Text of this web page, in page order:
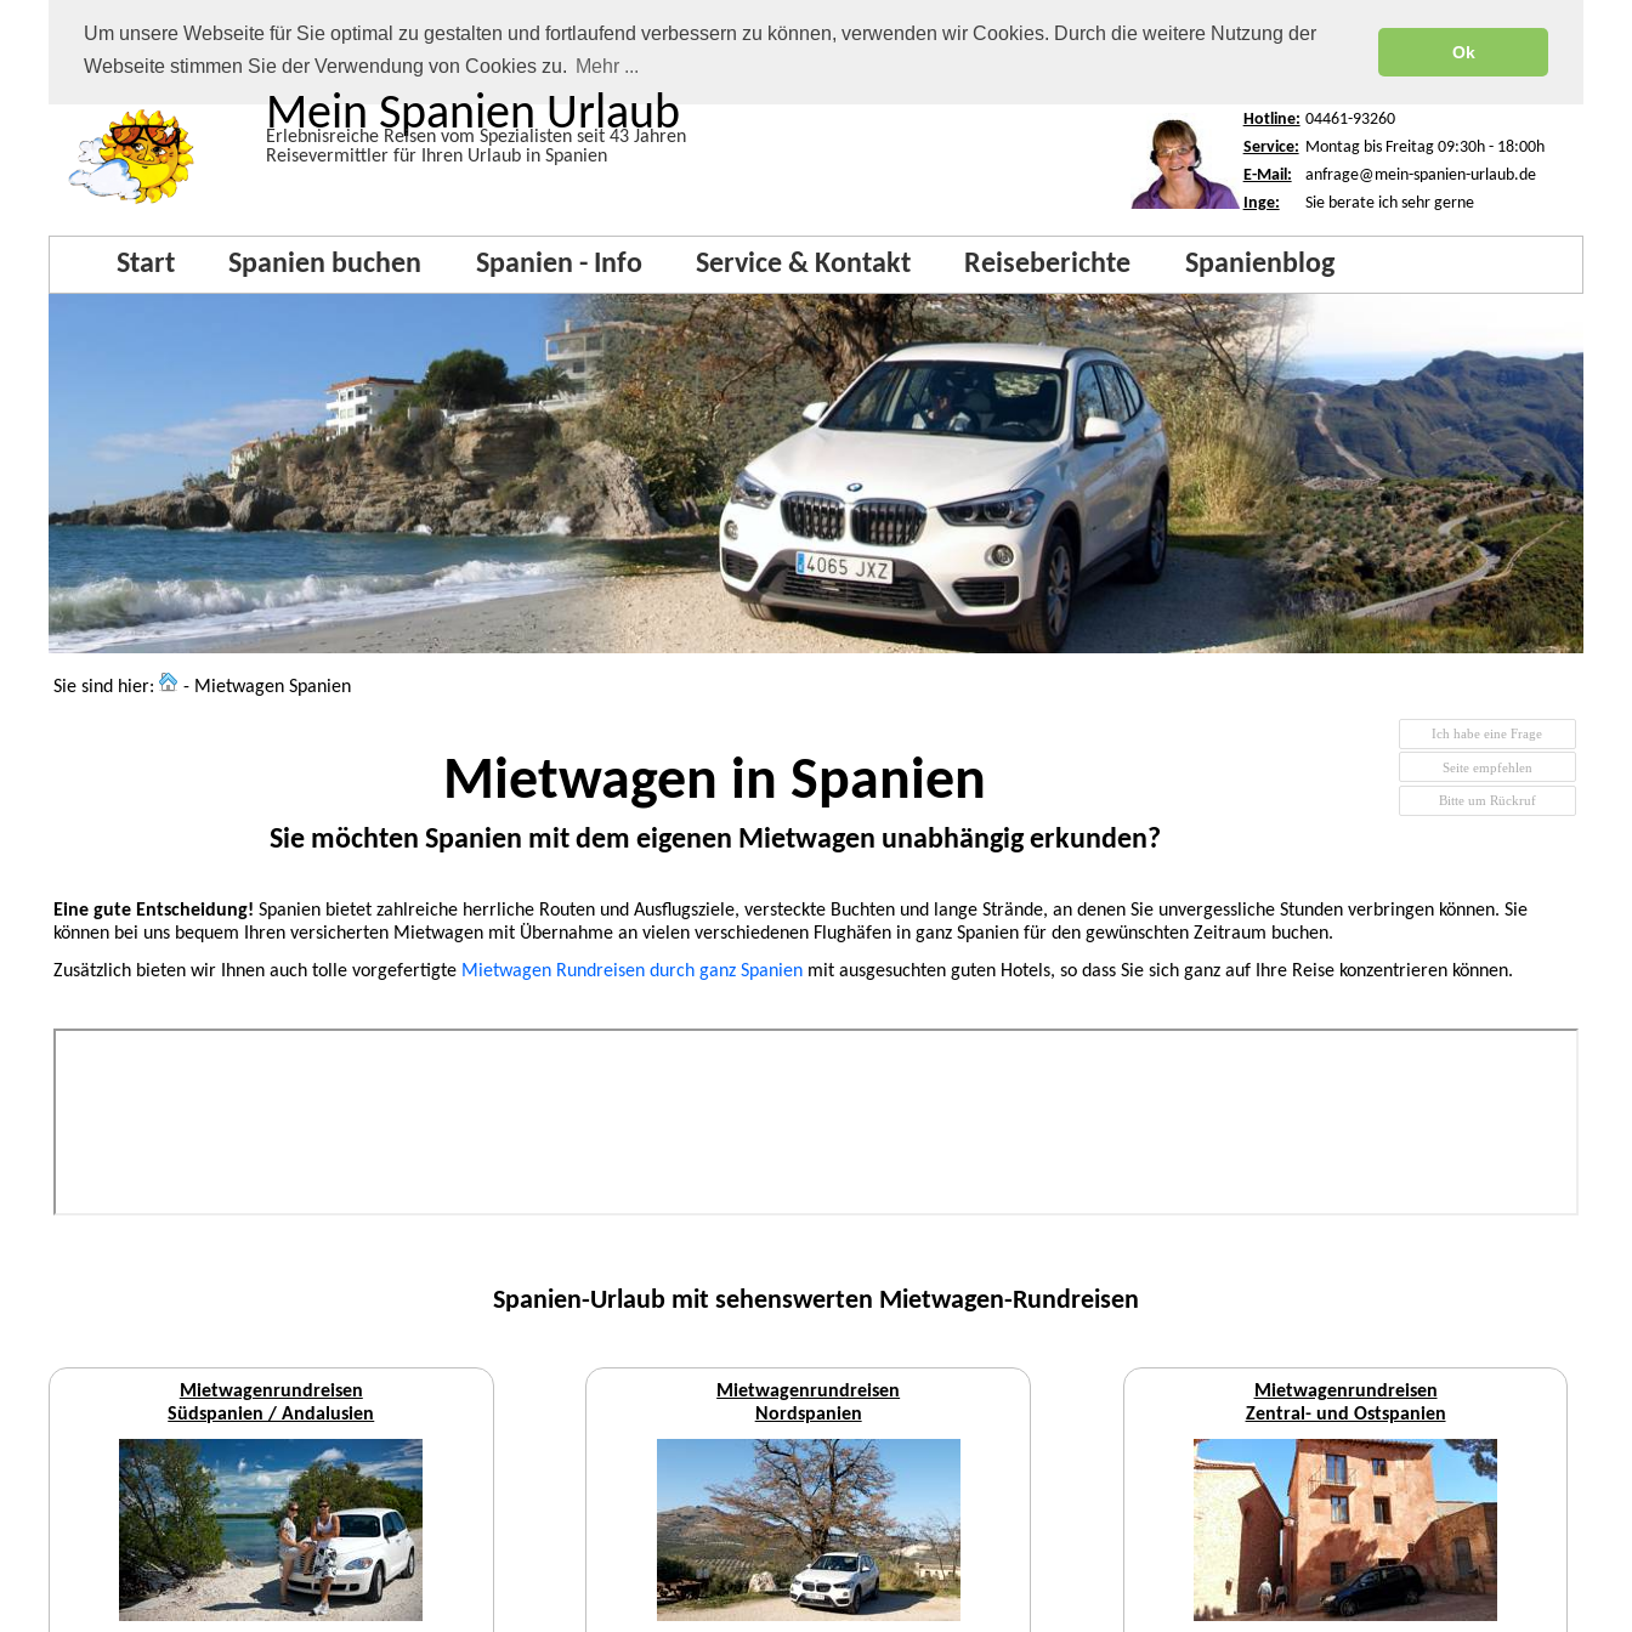
Um unsere Webseite für Sie optimal zu gestalten und fortlaufend verbessern zu können, verwenden wir Cookies. Durch die weitere Nutzung der
Webseite stimmen Sie der Verwendung von Cookies zu. Mehr ...
Ok
Mein Spanien Urlaub
Erlebnisreiche Reisen vom Spezialisten seit 43 Jahren
Reisevermittler für Ihren Urlaub in Spanien
Hotline: 04461-93260
Service:
Montag bis Freitag 09:30h - 18:00h
E-Mail:
anfrage@mein-spanien-urlaub.de
Inge:
Sie berate ich sehr gerne
Start Spanien buchen Spanien - Info Service & Kontakt Reiseberichte Spanienblog
Sie sind hier: - Mietwagen Spanien
Mietwagen in Spanien
Sie möchten Spanien mit dem eigenen Mietwagen unabhängig erkunden?
Eine gute Entscheidung! Spanien bietet zahlreiche herrliche Routen und Ausflugsziele, versteckte Buchten und lange Strände, an denen Sie unvergessliche Stunden verbringen können. Sie
können bei uns bequem Ihren versicherten Mietwagen mit Übernahme an vielen verschiedenen Flughäfen in ganz Spanien für den gewünschten Zeitraum buchen.
Zusätzlich bieten wir Ihnen auch tolle vorgefertigte Mietwagen Rundreisen durch ganz Spanien mit ausgesuchten guten Hotels, so dass Sie sich ganz auf Ihre Reise konzentrieren können.
Spanien-Urlaub mit sehenswerten Mietwagen-Rundreisen
Mietwagenrundreisen
Südspanien / Andalusien
Mietwagenrundreisen
Nordspanien
Mietwagenrundreisen
Zentral- und Ostspanien